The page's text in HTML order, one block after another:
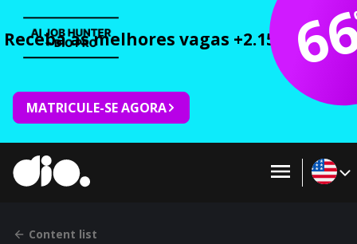
Receba as melhores vagas +2.150 cursos
MATRICULE-SE AGORA
Content list